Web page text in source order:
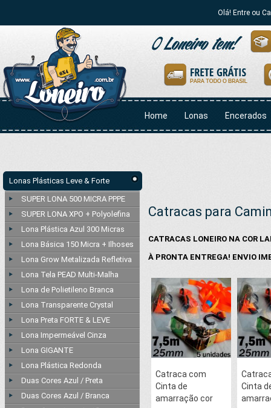
Olá! Entre ou
Home Lonas Encerados
Lonas Plásticas Leve & Forte
SUPER LONA 500 MICRA PPPE
SUPER LONA XPO + Polyolefina
Lona Plástica Azul 300 Micras
Lona Básica 150 Micra + Ilhoses
Lona Grow Metalizada Refletiva
Lona Tela PEAD Multi-Malha
Lona de Polietileno Branca
Lona Transparente Crystal
Lona Preta FORTE & LEVE
Lona Impermeável Cinza
Lona GIGANTE
Lona Plástica Redonda
Duas Cores Azul / Preta
Duas Cores Azul / Branca
Catracas para
CATRACAS LONEIRO NA COR
À PRONTA ENTREGA! ENVIO
Catraca com
Cinta de
amarração cor
Cinta